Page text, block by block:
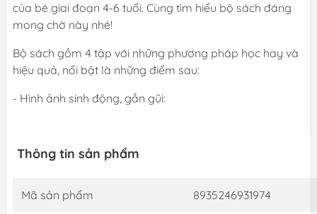
của bé giai đoạn 4-6 tuổi. Cùng tìm hiểu bộ sách đáng
mong chờ này nhé!
Bộ sách gồm 4 tập với những phương pháp học hay và
hiệu quả, nổi bật là những điểm sau:
- Hình ảnh sinh động, gần gũi:
Thông tin sản phẩm
Mã sản phẩm 8935246931974